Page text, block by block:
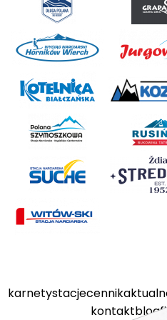
karnetystacjecennik
kontaktblog